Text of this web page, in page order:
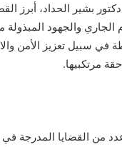
بشير الحداد، أبرز
الجاري والجهود
في سبيل تعزيز الأمن
مرتكبيها.
من القضايا المدرجة في